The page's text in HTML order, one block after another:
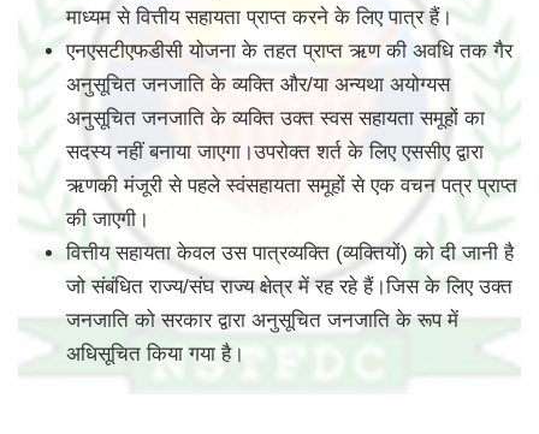
माध्यम से वित्तीय सहायता प्राप्त करने के लिए पात्र हैं।
एनएसटीएफडीसी योजना के तहत प्राप्त ऋण की अवधि तक गैर
अनुसूचित जनजाति के व्यक्ति और/या अन्यथा अयोग्यस
अनुसूचित जनजाति के व्यक्ति उक्त स्वस सहायता समूहों का
सदस्य नहीं बनाया जाएगा।उपरोक्त शर्त के लिए एससीए द्वारा
ऋणकी मंजूरी से पहले स्वंसहायता समूहों से एक वचन पत्र प्राप्त
की जाएगी।
वित्तीय सहायता केवल उस पात्रव्यक्ति (व्यक्तियों) को दी जानी है
जो संबंधित राज्य/संघ राज्य क्षेत्र में रह रहे हैं।जिस के लिए उक्त
जनजाति को सरकार द्वारा अनुसूचित जनजाति के रूप में
अधिसूचित किया गया है।